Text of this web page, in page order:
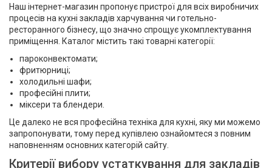
Наш інтернет-магазин пропонує пристрої для всіх виробничих
процесів на кухні закладів харчування чи готельно-
ресторанного бізнесу, що значно спрощує укомплектування
приміщення. Каталог містить такі товарні категорії:
пароконвектомати;
фритюрниці;
холодильні шафи;
професійні плити;
міксери та блендери.
Це далеко не вся професійна техніка для кухні, яку ми можемо
запропонувати, тому перед купівлею ознайомтеся з повним
наповненням основних категорій сайту.
Критерії вибору устаткування для закладів